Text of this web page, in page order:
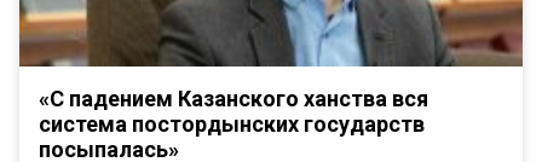
«С падением Казанского ханства вся
система постордынских государств
посыпалась»